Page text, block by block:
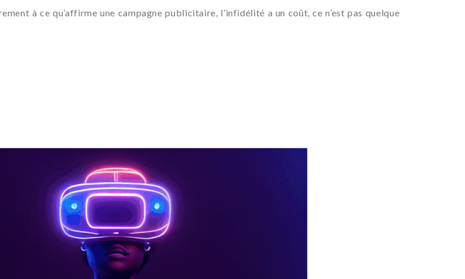
à ce qu’affirme une campagne publicitaire, l’infidélité a un coût, ce n’est pas quelque